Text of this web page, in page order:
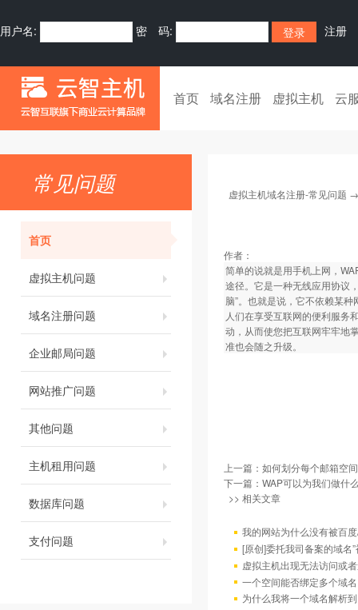
用户名: 密 码: 注册
首页 域名注册 虚拟主机 云
常见问题
首页
虚拟主机问题
域名注册问题
企业邮局问题
网站推广问题
其他问题
主机租用问题
数据库问题
支付问题
虚拟主机域名注册-常见问题
作者：
简单的说就是用手机上网，
途径。它是一种无线应用协议
脑”。也就是说，它不依赖某
人们在享受互联网的便利服务
动，从而使您把互联网牢牢地
准也会随之升级。
上一篇： 如何划分每个邮箱空
下一篇： WAP可以为我们做什
>> 相关文章
我的网站为什么没有被百
[原创]委托我司备案的域名
虚拟主机出现无法访问或
一个空间能否绑定多个域
为什么我将一个域名解析